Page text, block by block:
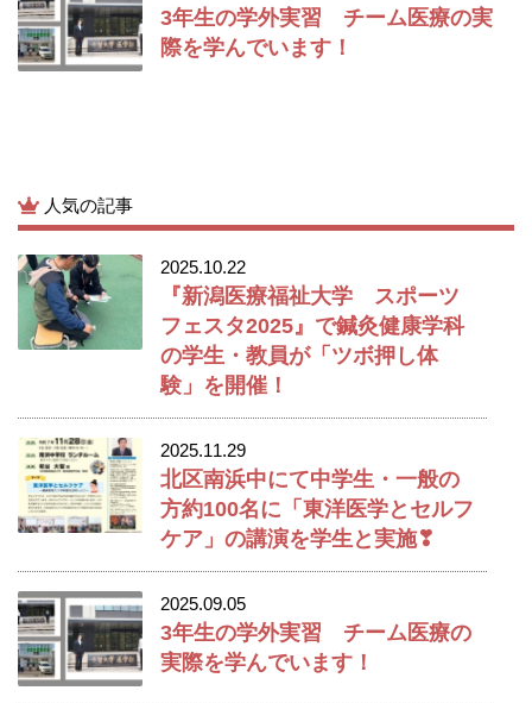
3年生の学外実習 チーム医療の実
際を学んでいます！
人気の記事
2025.10.22
『新潟医療福祉大学 スポーツ
フェスタ2025』で鍼灸健康学科
の学生・教員が「ツボ押し体
験」を開催！
2025.11.29
北区南浜中にて中学生・一般の
方約100名に「東洋医学とセルフ
ケア」の講演を学生と実施❣
2025.09.05
3年生の学外実習 チーム医療の
実際を学んでいます！